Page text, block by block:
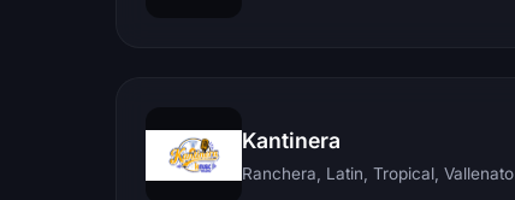
Kantinera
Ranchera, Latin, Tropical, Vallenato